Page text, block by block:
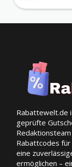
Rabattewelt.de
geprüfte
Rabattcodes
eine
ermöglichen –